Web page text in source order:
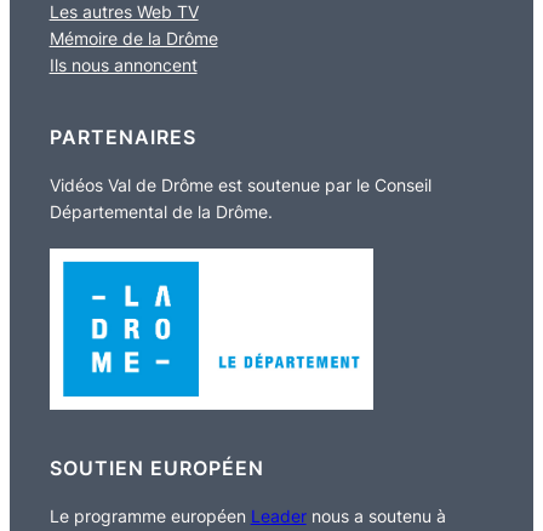
Les autres Web TV
Mémoire de la Drôme
Ils nous annoncent
PARTENAIRES
Vidéos Val de Drôme est soutenue par le Conseil
Départemental de la Drôme.
SOUTIEN EUROPÉEN
Le programme européen Leadernous a soutenu à